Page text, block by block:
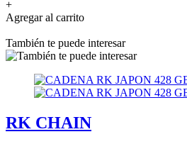
+
Agregar al carrito
También te puede interesar
RK CHAIN